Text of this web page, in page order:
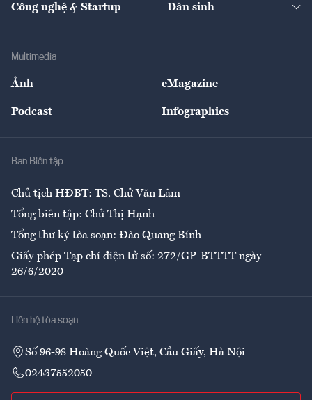
Tư vấn Nông sản
Giải trí
Công nghệ & Startup Dân sinh
Multimedia
Ảnh eMagazine
Podcast Infographics
Ban Biên tập
Chủ tịch HĐBT: TS. Chử Văn Lâm
Tổng biên tập: Chử Thị Hạnh
Tổng thư ký tòa soạn: Đào Quang Bính
Giấy phép Tạp chí điện tử số: 272/GP-BTTTT ngày
26/6/2020
Liên hệ tòa soạn
Số 96-98 Hoàng Quốc Việt, Cầu Giấy, Hà Nội
02437552050